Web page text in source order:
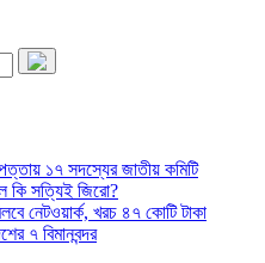
১৭ সদস্যের জাতীয় কমিটি
কি সত্যিই জিরো?
নেটওয়ার্ক, খরচ ৪৭ কোটি টাকা
৭ বিমানবন্দর